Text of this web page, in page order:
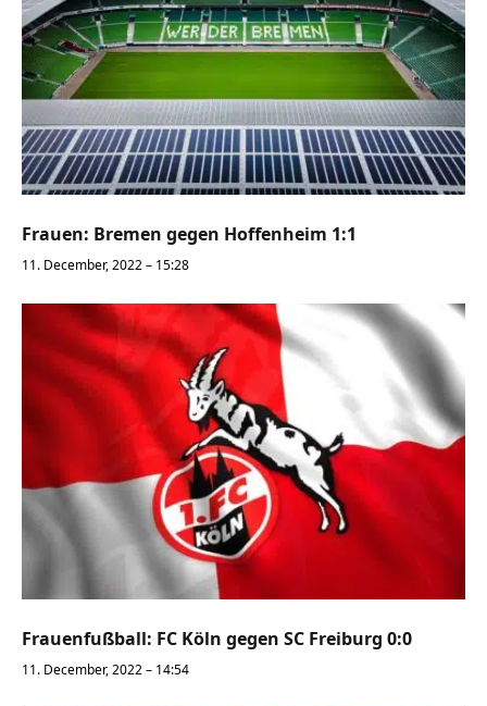
Frauen: Bremen gegen Hoffenheim 1:1
11. December, 2022 – 15:28
Frauenfußball: FC Köln gegen SC Freiburg 0:0
11. December, 2022 – 14:54